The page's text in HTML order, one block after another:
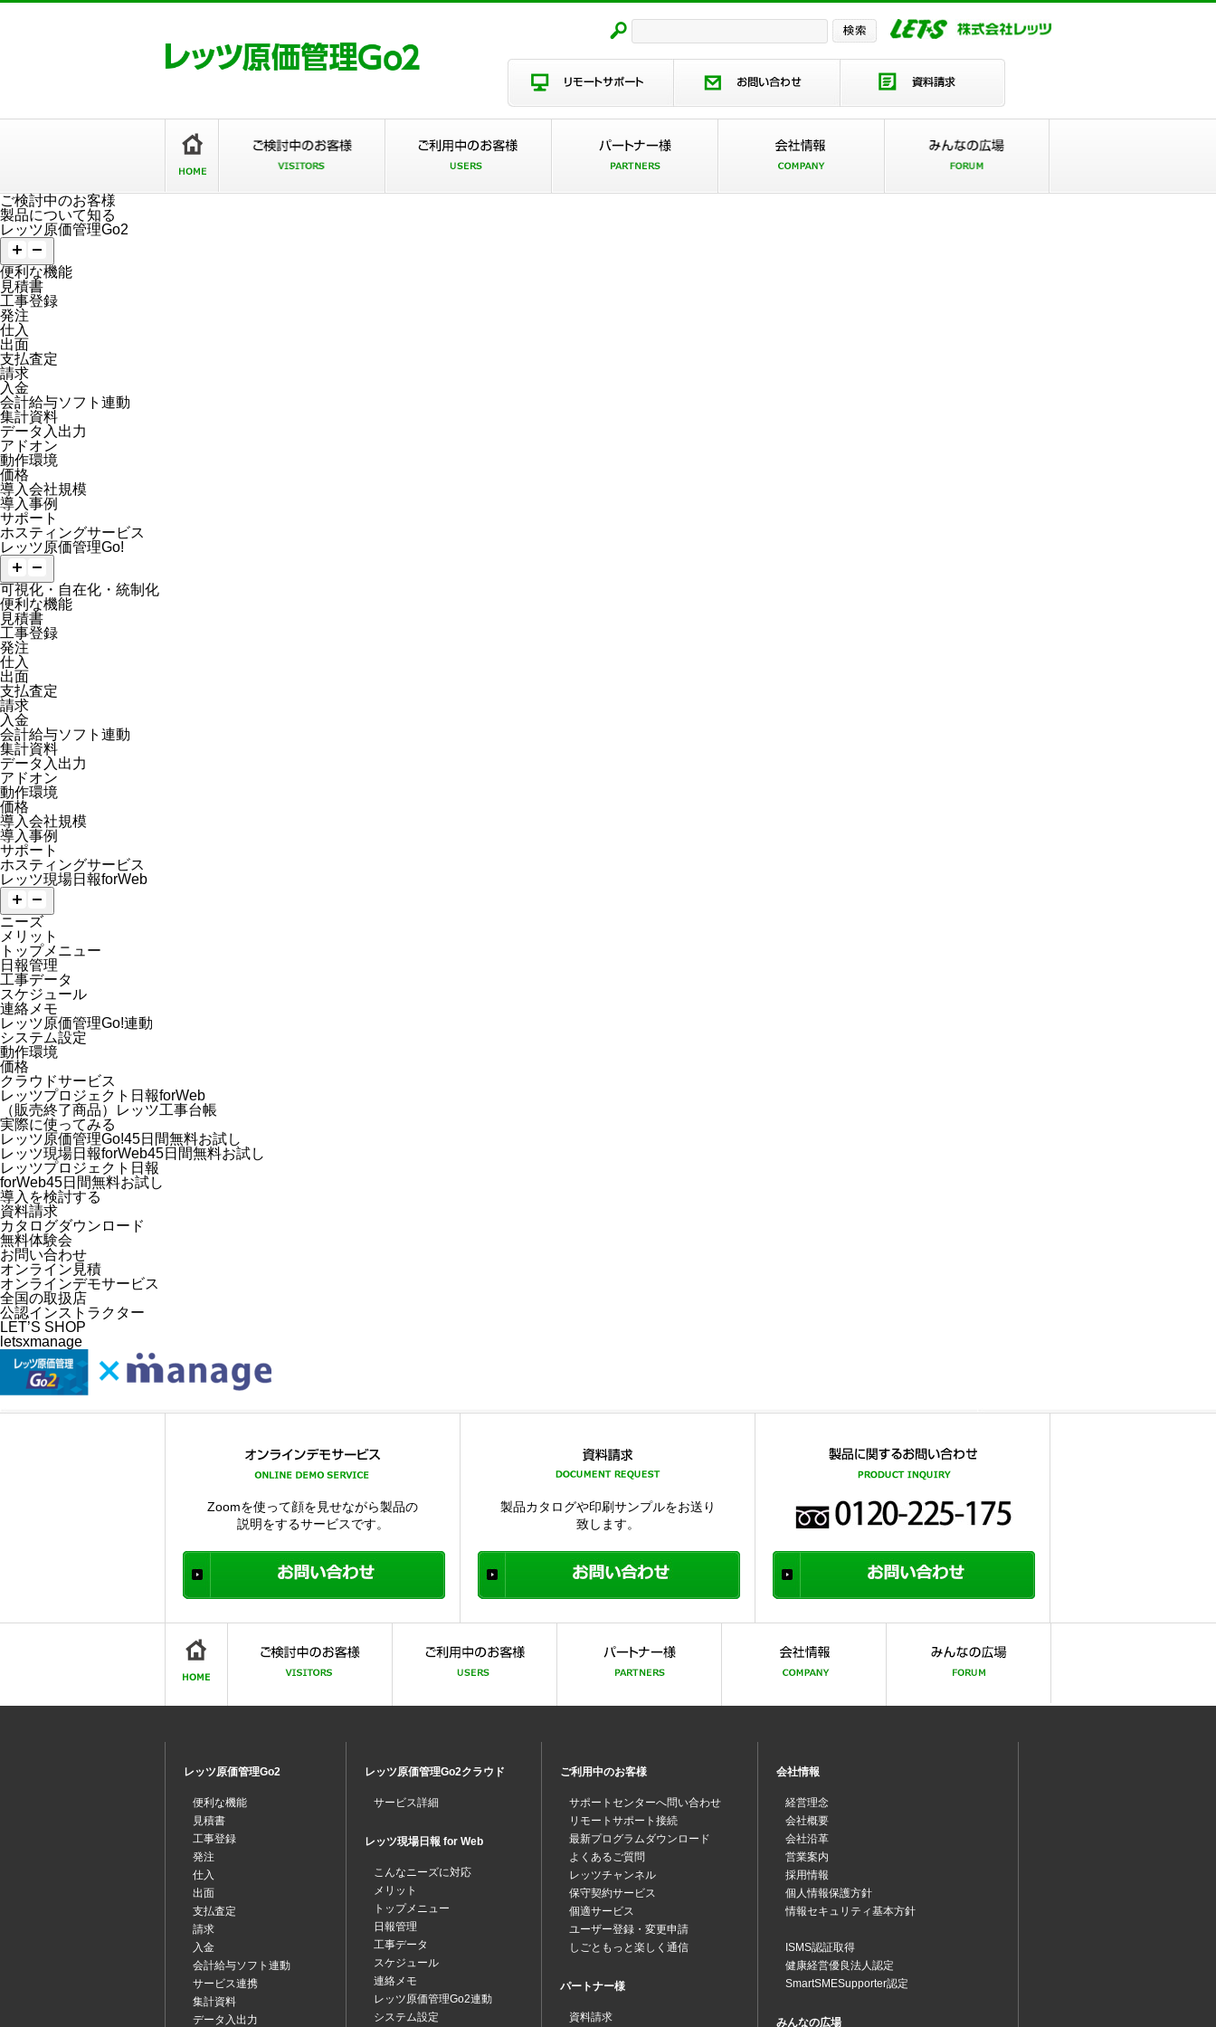
ご検討中のお客様
製品について知る
レッツ原価管理Go2
便利な機能
見積書
工事登録
発注
仕入
出面
支払査定
請求
入金
会計給与ソフト連動
集計資料
データ入出力
アドオン
動作環境
価格
導入会社規模
導入事例
サポート
ホスティングサービス
レッツ原価管理Go!
可視化・自在化・統制化
便利な機能
見積書
工事登録
発注
仕入
出面
支払査定
請求
入金
会計給与ソフト連動
集計資料
データ入出力
アドオン
動作環境
価格
導入会社規模
導入事例
サポート
ホスティングサービス
レッツ現場日報forWeb
ニーズ
メリット
トップメニュー
日報管理
工事データ
スケジュール
連絡メモ
レッツ原価管理Go!連動
システム設定
動作環境
価格
クラウドサービス
レッツプロジェクト日報forWeb
（販売終了商品）レッツ工事台帳
実際に使ってみる
レッツ原価管理Go!45日間無料お試し
レッツ現場日報forWeb45日間無料お試し
レッツプロジェクト日報
forWeb45日間無料お試し
導入を検討する
資料請求
カタログダウンロード
無料体験会
お問い合わせ
オンライン見積
オンラインデモサービス
全国の取扱店
公認インストラクター
LET’S SHOP
letsxmanage
Zoomを使って顔を見せながら製品の
説明をするサービスです。
製品カタログや印刷サンプルをお送り
致します。
レッツ原価管理Go2
便利な機能
見積書
工事登録
発注
仕入
出面
支払査定
請求
入金
会計給与ソフト連動
サービス連携
集計資料
データ入出力
レッツ原価管理Go2クラウド
サービス詳細
レッツ現場日報 for Web
こんなニーズに対応
メリット
トップメニュー
日報管理
工事データ
スケジュール
連絡メモ
レッツ原価管理Go2連動
システム設定
ご利用中のお客様
サポートセンターへ問い合わせ
リモートサポート接続
最新プログラムダウンロード
よくあるご質問
レッツチャンネル
保守契約サービス
個適サービス
ユーザー登録・変更申請
しごともっと楽しく通信
パートナー様
資料請求
会社情報
経営理念
会社概要
会社沿革
営業案内
採用情報
個人情報保護方針
情報セキュリティ基本方針
ISMS認証取得
健康経営優良法人認定
SmartSMESupporter認定
みんなの広場